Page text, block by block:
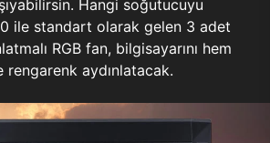
Hangi soğutucuyu
ile standart olarak gelen 3 adet
RGB fan, bilgisayarını hem
aydınlatacak.